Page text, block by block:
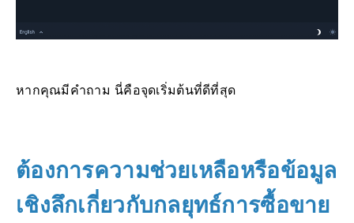
หากคุณมีคำถาม นี่คือจุดเริ่มต้นที่ดีที่สุด
ต้องการความช่วยเหลือหรือข้อมูล
เชิงลึกเกี่ยวกับกลยุทธ์การซื้อขาย